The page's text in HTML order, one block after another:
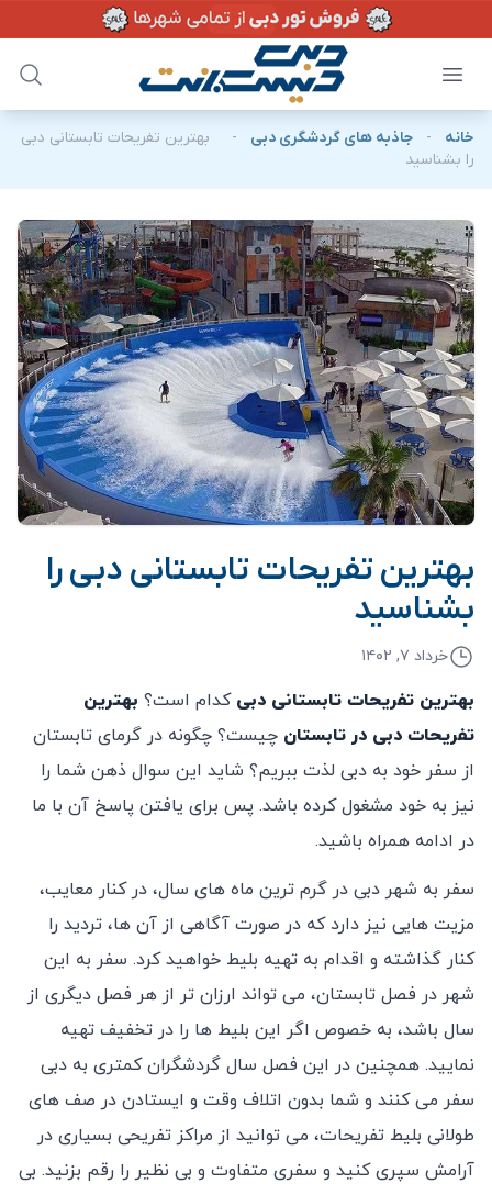
خانه - جاذبه های گردشگری دبی -
بهترین تفریحات تابستانی دبی
را بشناسید
بهترین تفریحات تابستانی دبی را
بشناسید
خرداد ۷, ۱۴۰۲
بهترین تفریحات تابستانی دبی کدام است؟ بهترین
تفریحات دبی در تابستان چیست؟ چگونه در گرمای تابستان
از سفر خود به دبی لذت ببریم؟ شاید این سوال ذهن شما را
نیز به خود مشغول کرده باشد. پس برای یافتن پاسخ آن با ما
در ادامه همراه باشید.
سفر به شهر دبی در گرم ترین ماه های سال، در کنار معایب،
مزیت هایی نیز دارد که در صورت آگاهی از آن ها، تردید را
کنار گذاشته و اقدام به تهیه بلیط خواهید کرد. سفر به این
شهر در فصل تابستان، می تواند ارزان تر از هر فصل دیگری از
سال باشد، به خصوص اگر این بلیط ها را در تخفیف تهیه
نمایید. همچنین در این فصل سال گردشگران کمتری به دبی
سفر می کنند و شما بدون اتلاف وقت و ایستادن در صف های
طولانی بلیط تفریحات، می توانید از مراکز تفریحی بسیاری در
آرامش سپری کنید و سفری متفاوت و بی نظیر را رقم بزنید. بی